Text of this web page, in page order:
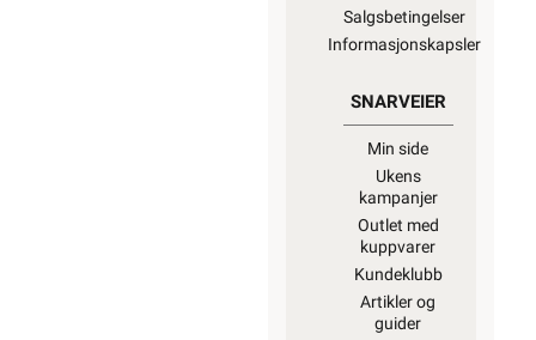
Salgsbetingelser
Informasjonskapsler
SNARVEIER
Min side
Ukens
kampanjer
Outlet med
kuppvarer
Kundeklubb
Artikler og
guider